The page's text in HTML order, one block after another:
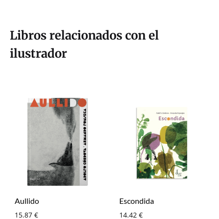
Libros relacionados con el
ilustrador
Aullido
15.87 €
Escondida
14.42 €